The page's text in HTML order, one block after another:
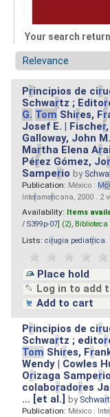
Your search
Principios de cir
Schwartz ; Editor
G. Tom Shires, Fr
Josef E. | Fischer
Galloway, John
Martha Elena Ar
Pérez Gómez, Jor
Samperio by Schwa
Publication: México : M
Interamericana, 2000 . 2
Availability: Items
/ S399p-07 ] (2), Biblioteca
Lists: cirugia pediatrica
Place hold
Log in to add
Add to cart
Principios de cir
Schwartz ; editor
Tom Shires, Fr
Wendy | Cowles
Orizaga Samper
colaboradores
... [et al.]by Schwar
Publication: México : Inte